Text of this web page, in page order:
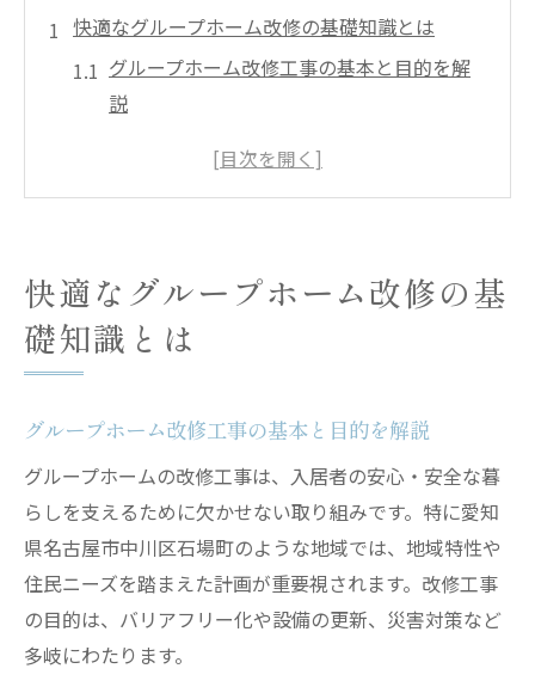
快適なグループホーム改修の基礎知識とは
グループホーム改修工事の基本と目的を解
説
住みやすさを高めるグループホーム改修の
バリアフリー視点で考えるグループホーム
改修
安心のために押さえたい改修工事の注意点
対策
施工前に確認したいグループホームの現状
トラブルを防ぐためのグループホーム改修
注意点
グループホーム改修の業者選びで失敗しな
快適なグループホーム改修の基
礎知識とは
グループホーム改修工事の基本と目的を解説
グループホームの改修工事は、入居者の安心・安全な暮
らしを支えるために欠かせない取り組みです。特に愛知
県名古屋市中川区石場町のような地域では、地域特性や
住民ニーズを踏まえた計画が重要視されます。改修工事
の目的は、バリアフリー化や設備の更新、災害対策など
多岐にわたります。